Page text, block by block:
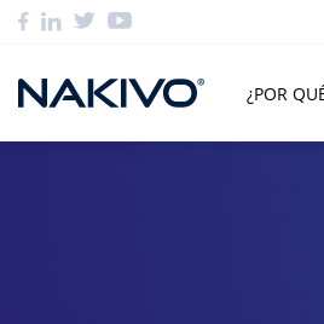
¿POR